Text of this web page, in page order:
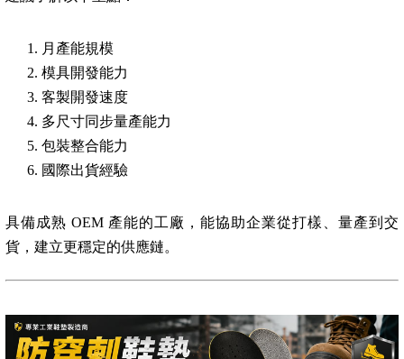
月產能規模
模具開發能力
客製開發速度
多尺寸同步量產能力
包裝整合能力
國際出貨經驗
具備成熟 OEM 產能的工廠，能協助企業從打樣、量產到交
貨，建立更穩定的供應鏈。